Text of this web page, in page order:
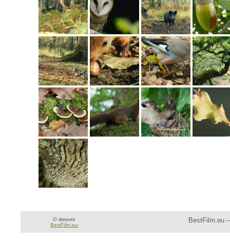
О фирме
BestFilm.eu
BestFilm.eu